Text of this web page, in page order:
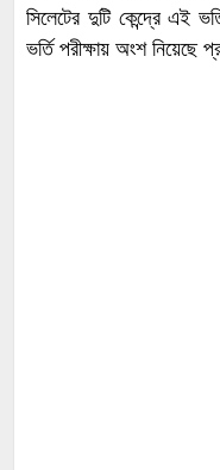
সিলেটের দুটি কেন্দ্রে এই
ভর্তি পরীক্ষায় অংশ নিয়েছে